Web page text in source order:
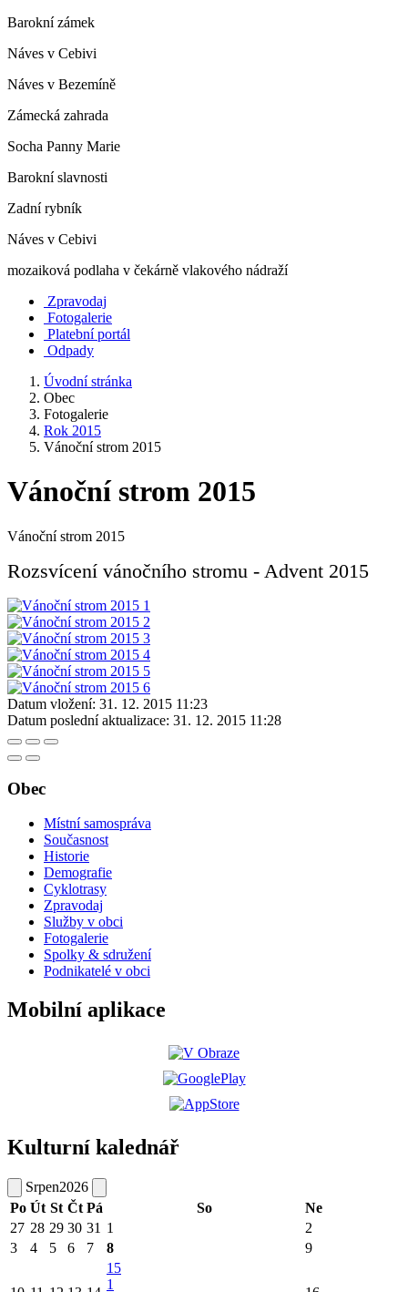
Barokní zámek
Náves v Cebivi
Náves v Bezemíně
Zámecká zahrada
Socha Panny Marie
Barokní slavnosti
Zadní rybník
Náves v Cebivi
mozaiková podlaha v čekárně vlakového nádraží
Zpravodaj
Fotogalerie
Platební portál
Odpady
Úvodní stránka
Obec
Fotogalerie
Rok 2015
Vánoční strom 2015
Vánoční strom 2015
Vánoční strom 2015
Rozsvícení vánočního stromu - Advent 2015
Datum vložení: 31. 12. 2015 11:23
Datum poslední aktualizace: 31. 12. 2015 11:28
Obec
Místní samospráva
Současnost
Historie
Demografie
Cyklotrasy
Zpravodaj
Služby v obci
Fotogalerie
Spolky & sdružení
Podnikatelé v obci
Mobilní aplikace
Kulturní kalednář
Srpen2026
Po Út St Čt Pá So
Ne
27 28 29 30 31 1
2
3
4 5 6 7 8 9
15
1